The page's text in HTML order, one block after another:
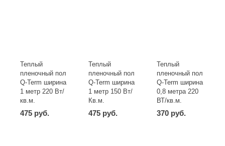
Теплый
пленочный пол
Q-Term ширина
1 метр 220 Вт/
кв.м.
475 руб.
Теплый
пленочный пол
Q-Term ширина
1 метр 150 Вт/
Кв.м.
475 руб.
Теплый
пленочный пол
Q-Term ширина
0,8 метра 220
ВТ/кв.м.
370 руб.